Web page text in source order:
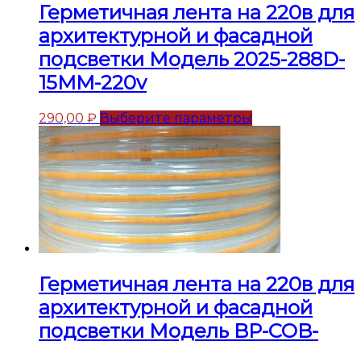
Герметичная лента на 220в для
архитектурной и фасадной
подсветки Модель 2025-288D-
15MM-220v
290,00 ₽ Выберите параметры
Герметичная лента на 220в для
архитектурной и фасадной
подсветки Модель BP-COB-